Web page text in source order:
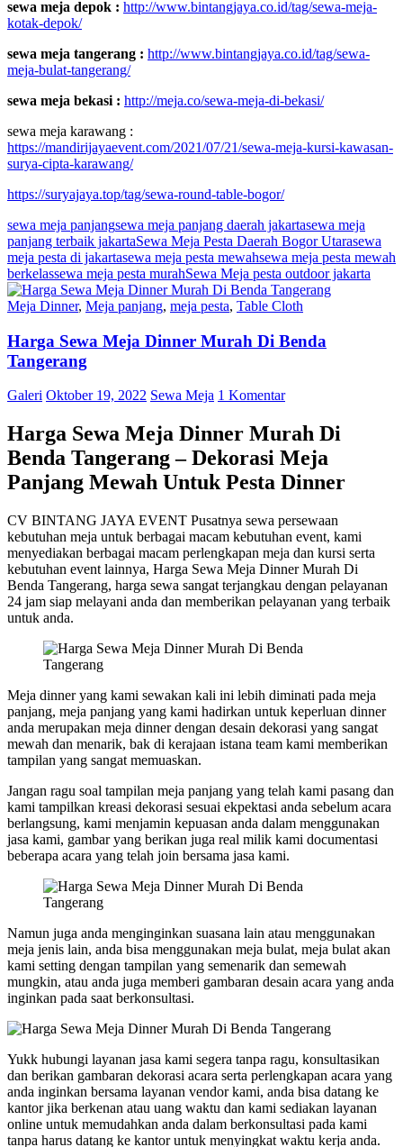
sewa meja depok : http://www.bintangjaya.co.id/tag/sewa-meja-
kotak-depok/
sewa meja tangerang : http://www.bintangjaya.co.id/tag/sewa-
meja-bulat-tangerang/
sewa meja bekasi : http://meja.co/sewa-meja-di-bekasi/
sewa meja karawang :
https://mandirijayaevent.com/2021/07/21/sewa-meja-kursi-kawasan-
surya-cipta-karawang/
https://suryajaya.top/tag/sewa-round-table-bogor/
sewa meja panjangsewa meja panjang daerah jakartasewa meja
panjang terbaik jakartaSewa Meja Pesta Daerah Bogor Utarasewa
meja pesta di jakartasewa meja pesta mewahsewa meja pesta mewah
berkelassewa meja pesta murahSewa Meja pesta outdoor jakarta
Meja Dinner, Meja panjang, meja pesta, Table Cloth
Harga Sewa Meja Dinner Murah Di Benda
Tangerang
Galeri Oktober 19, 2022 Sewa Meja 1 Komentar
Harga Sewa Meja Dinner Murah Di
Benda Tangerang – Dekorasi Meja
Panjang Mewah Untuk Pesta Dinner
CV BINTANG JAYA EVENT Pusatnya sewa persewaan
kebutuhan meja untuk berbagai macam kebutuhan event, kami
menyediakan berbagai macam perlengkapan meja dan kursi serta
kebutuhan event lainnya, Harga Sewa Meja Dinner Murah Di
Benda Tangerang, harga sewa sangat terjangkau dengan pelayanan
24 jam siap melayani anda dan memberikan pelayanan yang terbaik
untuk anda.
Meja dinner yang kami sewakan kali ini lebih diminati pada meja
panjang, meja panjang yang kami hadirkan untuk keperluan dinner
anda merupakan meja dinner dengan desain dekorasi yang sangat
mewah dan menarik, bak di kerajaan istana team kami memberikan
tampilan yang sangat memuaskan.
Jangan ragu soal tampilan meja panjang yang telah kami pasang dan
kami tampilkan kreasi dekorasi sesuai ekpektasi anda sebelum acara
berlangsung, kami menjamin kepuasan anda dalam menggunakan
jasa kami, gambar yang berikan juga real milik kami documentasi
beberapa acara yang telah join bersama jasa kami.
Namun juga anda menginginkan suasana lain atau menggunakan
meja jenis lain, anda bisa menggunakan meja bulat, meja bulat akan
kami setting dengan tampilan yang semenarik dan semewah
mungkin, atau anda juga memberi gambaran desain acara yang anda
inginkan pada saat berkonsultasi.
Yukk hubungi layanan jasa kami segera tanpa ragu, konsultasikan
dan berikan gambaran dekorasi acara serta perlengkapan acara yang
anda inginkan bersama layanan vendor kami, anda bisa datang ke
kantor jika berkenan atau uang waktu dan kami sediakan layanan
online untuk memudahkan anda dalam berkonsultasi pada kami
tanpa harus datang ke kantor untuk menyingkat waktu kerja anda.